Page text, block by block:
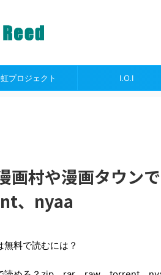
虹プロジェクト I.O.I
画村や漫画タウン
、nyaa
無料で読むには？